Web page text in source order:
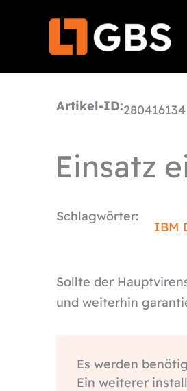
springen
Artikel-ID:280416134
Einsatz
Schlagwörter:
IBM
Sollte der
und weiterhin
Es werden
Ein weiterer